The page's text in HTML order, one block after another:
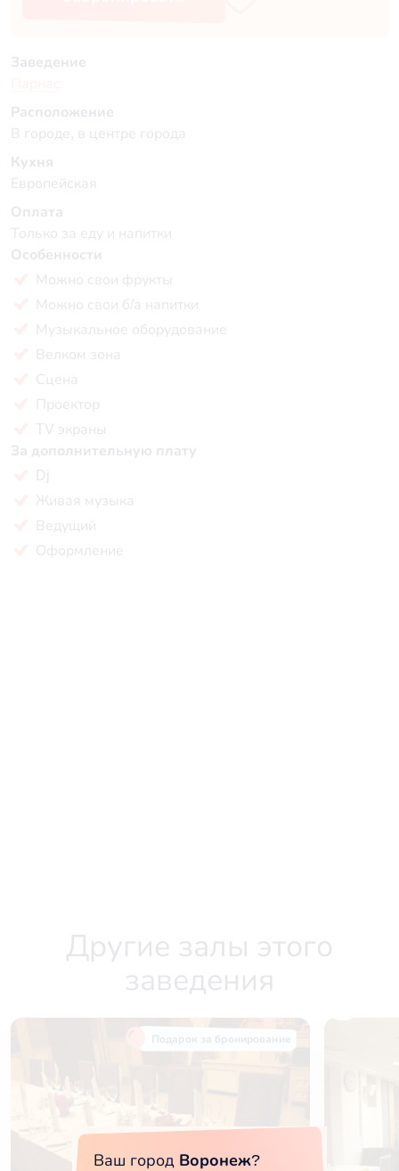
Заведение
Расположение
В городе, в центре города
Кухня
Европейская
Оплата
Только за еду и напитки
Особенности
Можно свои фрукты
Можно свои б/а напитки
Музыкальное оборудование
Велком зона
Сцена
Проектор
TV экраны
За дополнительную плату
Dj
Живая музыка
Ведущий
Оформление
Другие залы этого
заведения
Ваш город Воронеж?